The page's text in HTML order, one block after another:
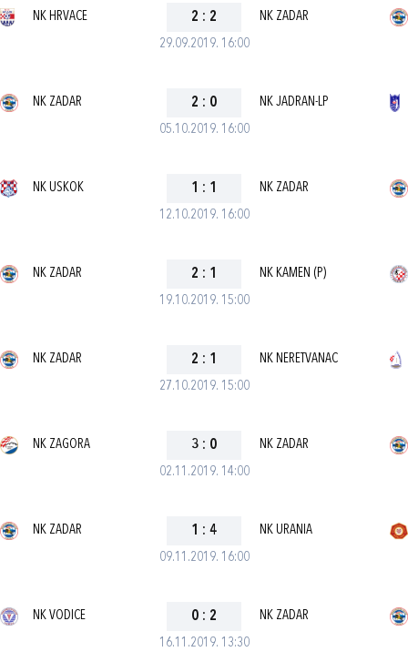
29.09.2019. 16:00
NK HRVACE 2 : 2 NK ZADAR
05.10.2019. 16:00
NK ZADAR 2 : 0 NK JADRAN-LP
12.10.2019. 16:00
NK USKOK 1 : 1 NK ZADAR
19.10.2019. 15:00
NK ZADAR 2 : 1 NK KAMEN (P)
27.10.2019. 15:00
NK ZADAR 2 : 1 NK NERETVANAC
02.11.2019. 14:00
NK ZAGORA 3 : 0 NK ZADAR
09.11.2019. 16:00
NK ZADAR 1 : 4 NK URANIA
16.11.2019. 13:30
NK VODICE 0 : 2 NK ZADAR